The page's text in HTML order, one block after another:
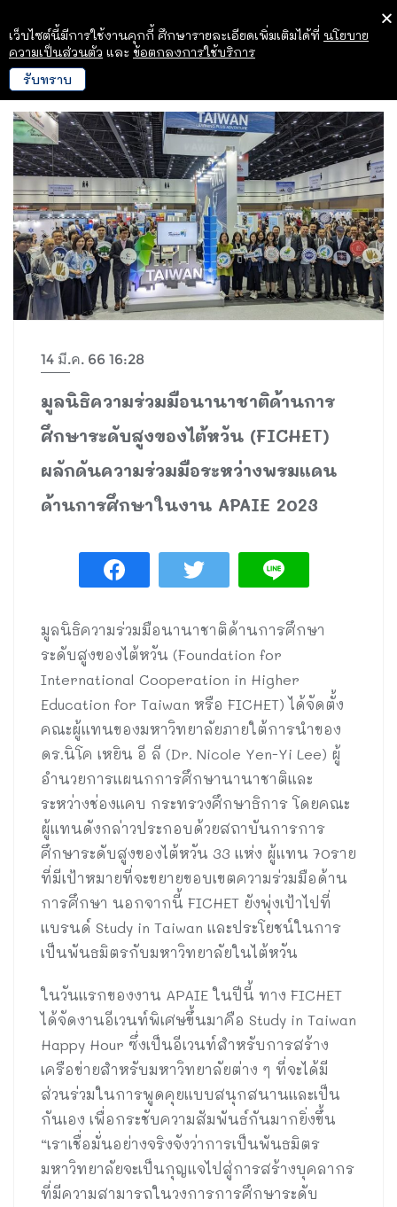
14 มี.ค. 66 16:28
มูลนิธิความร่วมมือนานาชาติด้านการ
ศึกษาระดับสูงของไต้หวัน (FICHET)
ผลักดันความร่วมมือระหว่างพรมแดน
ด้านการศึกษาในงาน APAIE 2023
มูลนิธิความร่วมมือนานาชาติด้านการศึกษา
ระดับสูงของไต้หวัน (Foundation for
International Cooperation in Higher
Education for Taiwan หรือ FICHET) ได้จัดตั้ง
คณะผู้แทนของมหาวิทยาลัยภายใต้การนำของ
ดร.นิโค เหยิน อี ลี (Dr. Nicole Yen-Yi Lee) ผู้
อำนวยการแผนกการศึกษานานาชาติและ
ระหว่างช่องแคบ กระทรวงศึกษาธิการ โดยคณะ
ผู้แทนดังกล่าวประกอบด้วยสถาบันการการ
ศึกษาระดับสูงของไต้หวัน 33 แห่ง ผู้แทน 70ราย
ที่มีเป้าหมายที่จะขยายขอบเขตความร่วมมือด้าน
การศึกษา นอกจากนี้ FICHET ยังพุ่งเป้าไปที่
แบรนด์ Study in Taiwan และประโยชน์ในการ
เป็นพันธมิตรกับมหาวิทยาลัยในไต้หวัน
ในวันแรกของงาน APAIE ในปีนี้ ทาง FICHET
ได้จัดงานอีเวนท์พิเศษขึ้นมาคือ Study in Taiwan
Happy Hour ซึ่งเป็นอีเวนท์สำหรับการสร้าง
เครือข่ายสำหรับมหาวิทยาลัยต่าง ๆ ที่จะได้มี
ส่วนร่วมในการพูดคุยแบบสนุกสนานและเป็น
กันเอง เพื่อกระชับความสัมพันธ์กันมากยิ่งขึ้น
“เราเชื่อมั่นอย่างจริงจังว่าการเป็นพันธมิตร
มหาวิทยาลัยจะเป็นกุญแจไปสู่การสร้างบุคลากร
ที่มีความสามารถในวงการการศึกษาระดับ
เว็บไซต์นี้มีการใช้งานคุกกี้ ศึกษารายละเอียดเพิ่มเติมได้ที่ นโยบาย
ความเป็นส่วนตัว และ ข้อตกลงการใช้บริการ
รับทราบ